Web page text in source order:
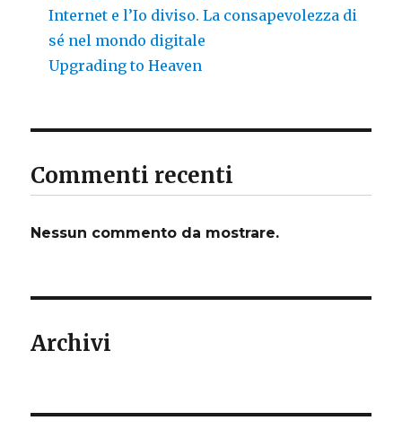
Internet e l’Io diviso. La consapevolezza di
sé nel mondo digitale
Upgrading to Heaven
Commenti recenti
Nessun commento da mostrare.
Archivi